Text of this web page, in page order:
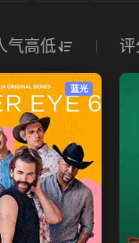
气高低 评
蓝光